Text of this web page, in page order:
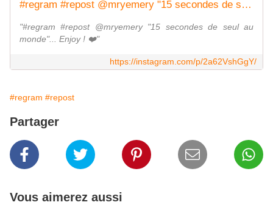
#regram #repost @mryemery "15 secondes de seul au monde"... Enjoy ! ❤️
"#regram #repost @mryemery "15 secondes de seul au
monde"... Enjoy ! ❤️"
https://instagram.com/p/2a62VshGgY/
#regram #repost
Partager
Vous aimerez aussi